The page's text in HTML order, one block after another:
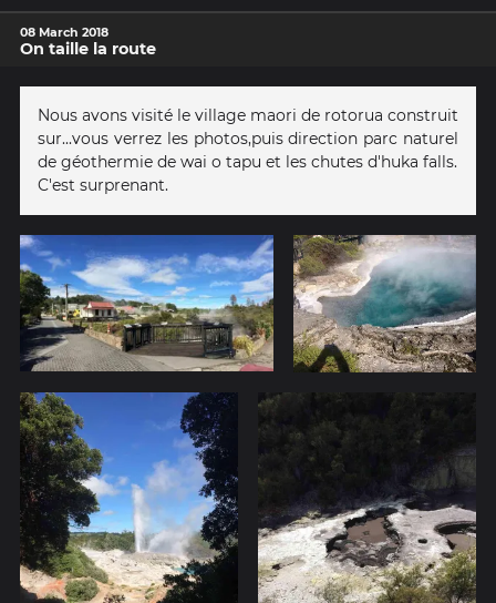
08 March 2018
On taille la route
Nous avons visité le village maori de rotorua construit
sur...vous verrez les photos,puis direction parc naturel
de géothermie de wai o tapu et les chutes d'huka falls.
C'est surprenant.